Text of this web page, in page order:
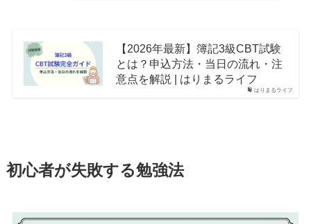
はりまるライフ
【2026年最新】簿記3級CBT試験
とは？申込方法・当日の流れ・注
意点を解説 | はりまるライフ
初心者が失敗する勉強法